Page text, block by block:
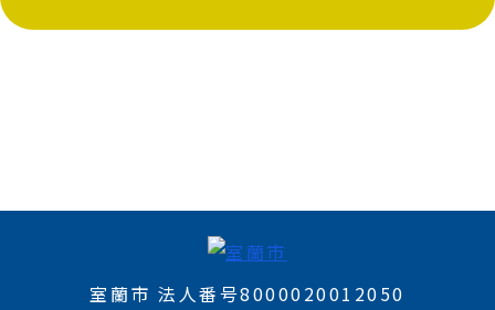
室蘭市 法人番号8000020012050